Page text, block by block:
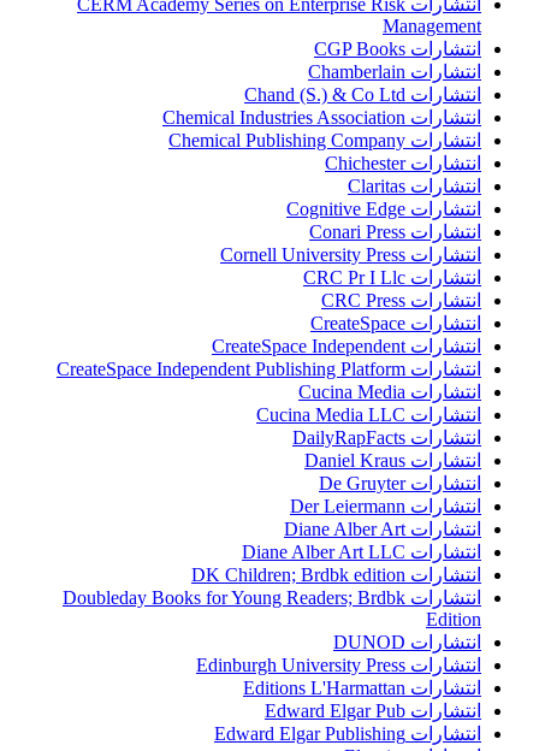
انتشارات CERM Academy Series on Enterprise Risk
Management
انتشارات CGP Books
انتشارات Chamberlain
انتشارات Chand (S.) & Co Ltd
انتشارات Chemical Industries Association
انتشارات Chemical Publishing Company
انتشارات Chichester
انتشارات Claritas
انتشارات Cognitive Edge
انتشارات Conari Press
انتشارات Cornell University Press
انتشارات CRC Pr I Llc
انتشارات CRC Press
انتشارات CreateSpace
انتشارات CreateSpace Independent
انتشارات CreateSpace Independent Publishing Platform
انتشارات Cucina Media
انتشارات Cucina Media LLC
انتشارات DailyRapFacts
انتشارات Daniel Kraus
انتشارات De Gruyter
انتشارات Der Leiermann
انتشارات Diane Alber Art
انتشارات Diane Alber Art LLC
انتشارات DK Children; Brdbk edition
انتشارات Doubleday Books for Young Readers; Brdbk
Edition
انتشارات DUNOD
انتشارات Edinburgh University Press
انتشارات Editions L'Harmattan
انتشارات Edward Elgar Pub
انتشارات Edward Elgar Publishing